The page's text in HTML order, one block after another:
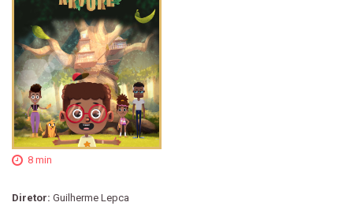
8 min
Diretor: Guilherme Lepca